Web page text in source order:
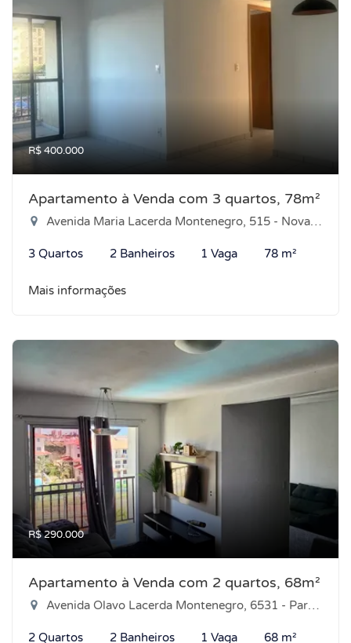
R$ 400.000
Apartamento à Venda com 3 quartos, 78m²
Avenida Maria Lacerda Montenegro, 515 - Nova Parnamirim, Parnamirim-RN
3 Quartos 2 Banheiros 1 Vaga 78 m²
Mais informações
R$ 290.000
Apartamento à Venda com 2 quartos, 68m²
Avenida Olavo Lacerda Montenegro, 6531 - Parque das Árvores, Parnamirim-RN
2 Quartos 2 Banheiros 1 Vaga 68 m²